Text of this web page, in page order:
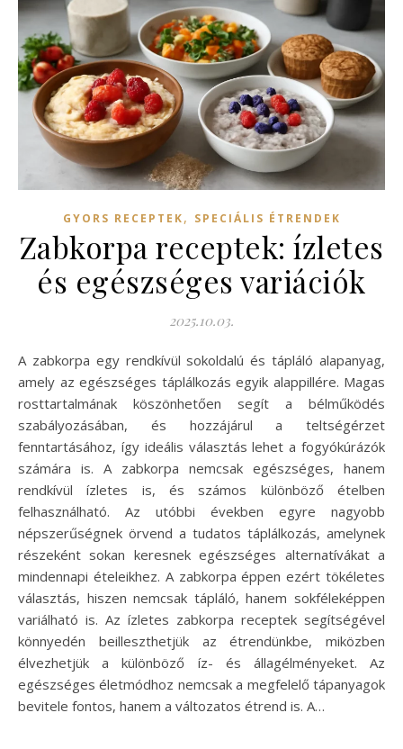
GYORS RECEPTEK, SPECIÁLIS ÉTRENDEK
Zabkorpa receptek: ízletes
és egészséges variációk
2025.10.03.
A zabkorpa egy rendkívül sokoldalú és tápláló alapanyag,
amely az egészséges táplálkozás egyik alappillére. Magas
rosttartalmának köszönhetően segít a bélműködés
szabályozásában, és hozzájárul a teltségérzet
fenntartásához, így ideális választás lehet a fogyókúrázók
számára is. A zabkorpa nemcsak egészséges, hanem
rendkívül ízletes is, és számos különböző ételben
felhasználható. Az utóbbi években egyre nagyobb
népszerűségnek örvend a tudatos táplálkozás, amelynek
részeként sokan keresnek egészséges alternatívákat a
mindennapi ételeikhez. A zabkorpa éppen ezért tökéletes
választás, hiszen nemcsak tápláló, hanem sokféleképpen
variálható is. Az ízletes zabkorpa receptek segítségével
könnyedén beilleszthetjük az étrendünkbe, miközben
élvezhetjük a különböző íz- és állagélményeket. Az
egészséges életmódhoz nemcsak a megfelelő tápanyagok
bevitele fontos, hanem a változatos étrend is. A…